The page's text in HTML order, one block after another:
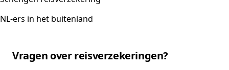
NL-ers in het buitenland
Vragen over reisverzekeringen?